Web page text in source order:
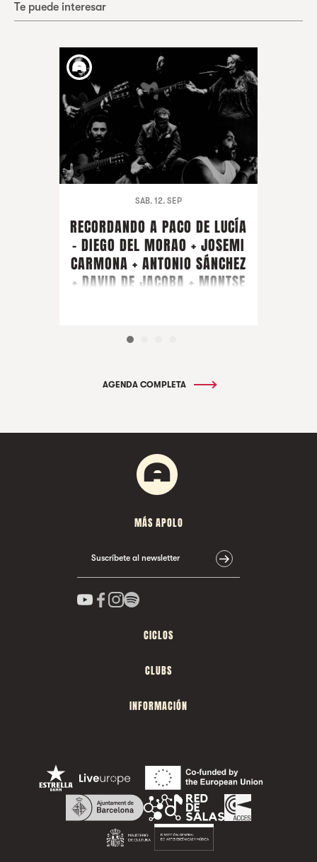
Te puede interesar
SAB. 12. SEP
RECORDANDO A PACO DE LUCÍA
- DIEGO DEL MORAO + JOSEMI
CARMONA + ANTONIO SÁNCHEZ
+ DAVID DE JACOBA + MONTSE
AGENDA COMPLETA
MÁS APOLO
Suscríbete al newsletter
CICLOS
CLUBS
INFORMACIÓN